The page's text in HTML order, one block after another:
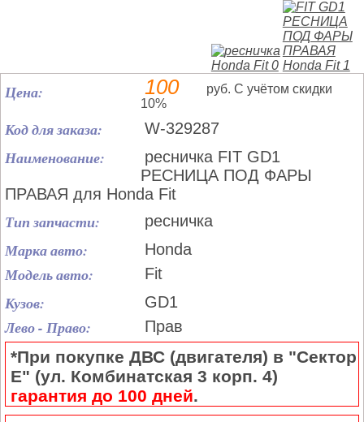
Цена: 100
руб. С учётом скидки
10%
Код для заказа: W-329287
Наименование:
ресничка FIT GD1
РЕСНИЦА ПОД ФАРЫ
ПРАВАЯ для Honda Fit
Тип запчасти: ресничка
Марка авто: Honda
Модель авто: Fit
Кузов: GD1
Лево - Право: Прав
*При покупке ДВС (двигателя) в "Сектор
Е" (ул. Комбинатская 3 корп. 4)
гарантия до 100 дней.